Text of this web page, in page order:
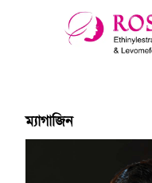
ম্যাগাজিন